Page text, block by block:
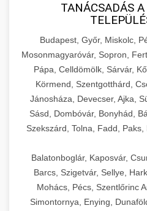
TANÁCSADÁS
Budapest, Győr, Miskolc,
Mosonmagyaróvár, Sopron,
Pápa, Celldömölk, Sárvár,
Körmend, Szentgotthárd,
Jánosháza, Devecser, Ajka,
Sásd, Dombóvár, Bonyhád,
Szekszárd, Tolna, Fadd,
Balatonboglár, Kaposvár,
Barcs, Szigetvár, Sellye,
Mohács, Pécs, Szentlőrinc
Simontornya, Enying,